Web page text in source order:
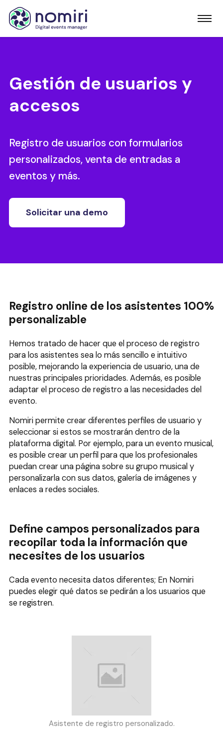
Gestión de usuarios y
accesos
Registro de usuarios con formularios
personalizados, venta de entradas a
eventos y más.
Solicitar una demo
Registro online de los asistentes 100%
personalizable
Hemos tratado de hacer que el proceso de registro
para los asistentes sea lo más sencillo e intuitivo
posible, mejorando la experiencia de usuario, una de
nuestras principales prioridades. Además, es posible
adaptar el proceso de registro a las necesidades del
evento.
Nomiri permite crear diferentes perfiles de usuario y
seleccionar si estos se mostrarán dentro de la
plataforma digital. Por ejemplo, para un evento musical,
es posible crear un perfil para que los profesionales
puedan crear una página sobre su grupo musical y
personalizarla con sus datos, galería de imágenes y
enlaces a redes sociales.
Define campos personalizados para
recopilar toda la información que
necesites de los usuarios
Cada evento necesita datos diferentes; En Nomiri
puedes elegir qué datos se pedirán a los usuarios que
se registren.
Asistente de registro personalizado.